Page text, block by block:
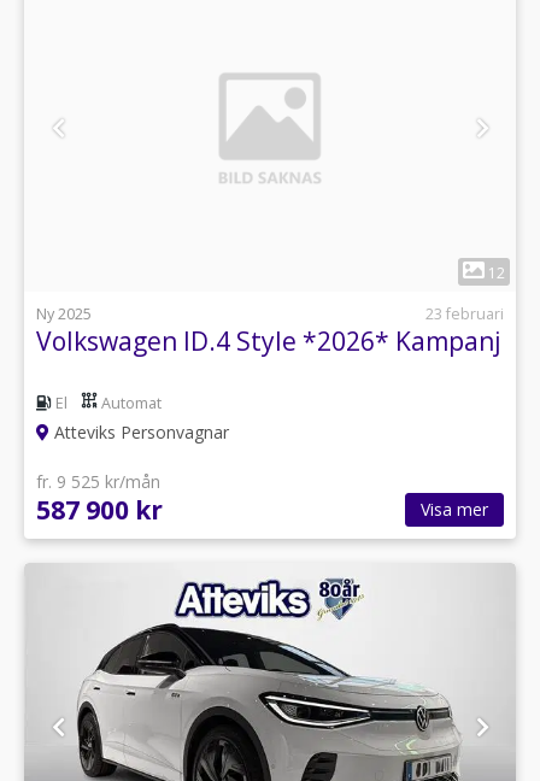
12
Ny 2025
23 februari
Volkswagen ID.4 Style *2026* Kampanj
El Automat
Atteviks Personvagnar
fr. 9 525 kr/mån
587 900 kr Visa mer